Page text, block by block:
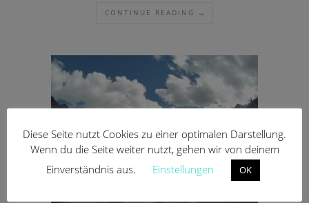
CONTINUE READING →
Diese Seite nutzt Cookies zu einer optimalen Darstellung.
Wenn du die Seite weiter nutzt, gehen wir von deinem
Einverständnis aus.
Einstellungen OK